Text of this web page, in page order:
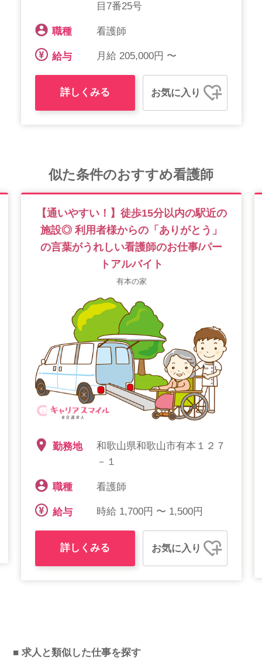
目7番25号
職種 看護師
給与 月給 205,000円 〜
詳しくみる お気に入り
似た条件のおすすめ看護師
【通いやすい！】徒歩15分以内の駅近の
施設◎ 利用者様からの「ありがとう」
の言葉がうれしい看護師のお仕事/パー
トアルバイト
有本の家
勤務地
和歌山県和歌山市有本１２７
－１
職種 看護師
給与 時給 1,700円 〜 1,500円
詳しくみる お気に入り
■ 求人と類似した仕事を探す